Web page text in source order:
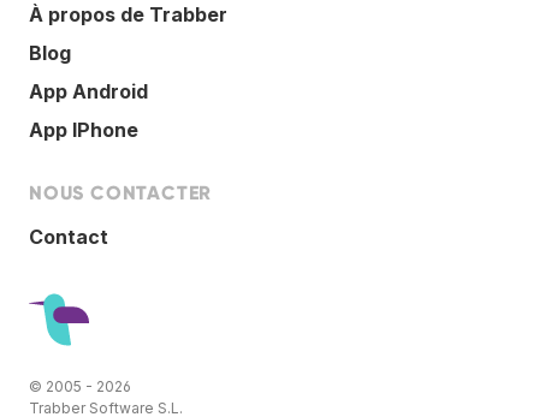
À propos de Trabber
Blog
App Android
App IPhone
NOUS CONTACTER
Contact
© 2005 - 2026
Trabber Software S.L.